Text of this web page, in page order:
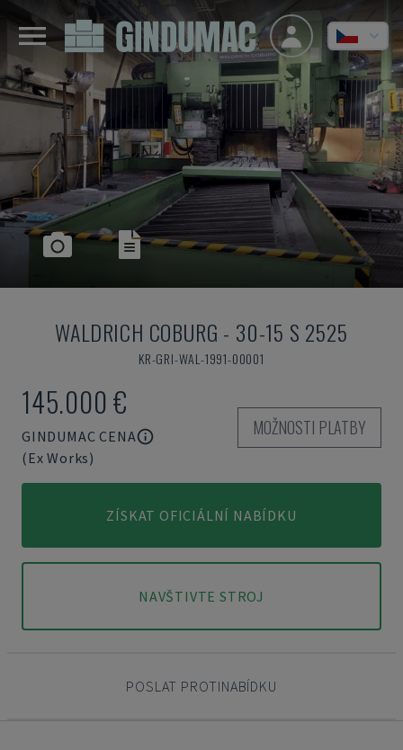
WALDRICH COBURG - 30-15 S 2525
KR-GRI-WAL-1991-00001
145.000 €
GINDUMAC CENA
(Ex Works)
MOŽNOSTI PLATBY
ZÍSKAT OFICIÁLNÍ NABÍDKU
NAVŠTIVTE STROJ
POSLAT PROTINABÍDKU